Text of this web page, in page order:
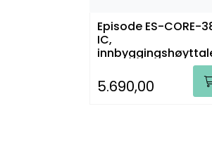
Episode ES-CORE-
IC,
5.690,00